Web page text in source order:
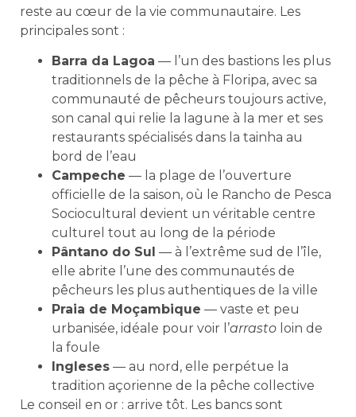
reste au cœur de la vie communautaire. Les
principales sont :
Barra da Lagoa — l’un des bastions les plus
traditionnels de la pêche à Floripa, avec sa
communauté de pêcheurs toujours active,
son canal qui relie la lagune à la mer et ses
restaurants spécialisés dans la tainha au
bord de l’eau
Campeche — la plage de l’ouverture
officielle de la saison, où le Rancho de Pesca
Sociocultural devient un véritable centre
culturel tout au long de la période
Pântano do Sul — à l’extrême sud de l’île,
elle abrite l’une des communautés de
pêcheurs les plus authentiques de la ville
Praia de Moçambique — vaste et peu
urbanisée, idéale pour voir l’arrasto loin de
la foule
Ingleses — au nord, elle perpétue la
tradition açorienne de la pêche collective
Le conseil en or : arrive tôt. Les bancs sont